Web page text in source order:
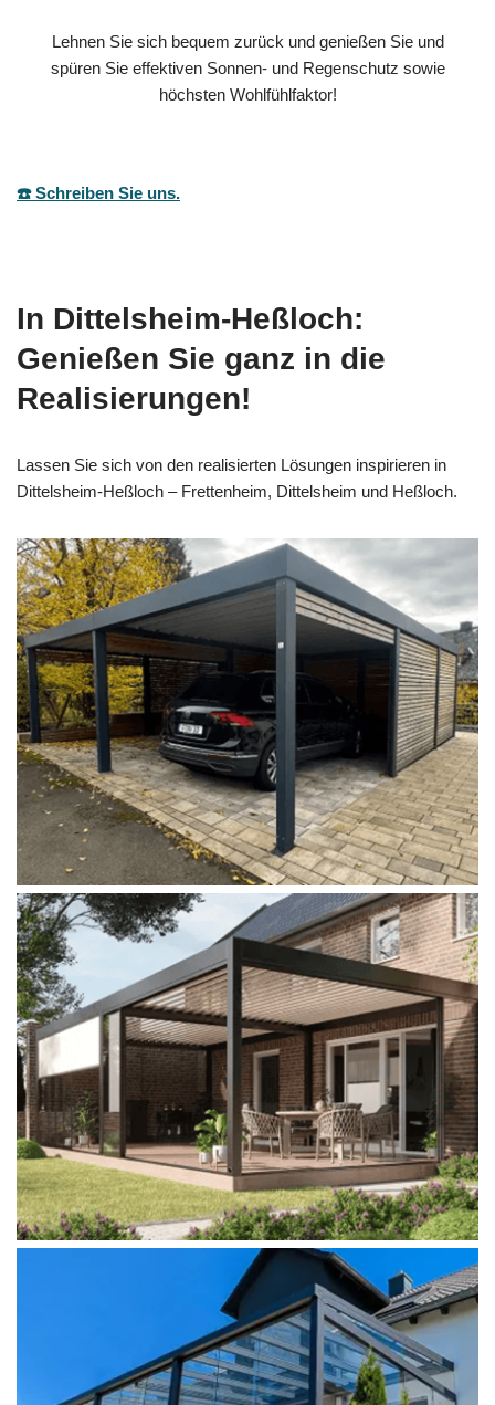
Lehnen Sie sich bequem zurück und genießen Sie und
spüren Sie effektiven Sonnen- und Regenschutz sowie
höchsten Wohlfühlfaktor!
☎️ Schreiben Sie uns.
In Dittelsheim-Heßloch:
Genießen Sie ganz in die
Realisierungen!
Lassen Sie sich von den realisierten Lösungen inspirieren in
Dittelsheim-Heßloch – Frettenheim, Dittelsheim und Heßloch.